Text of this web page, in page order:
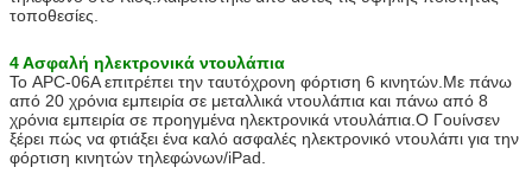
τοποθεσίες.
4 Ασφαλή ηλεκτρονικά ντουλάπια
Το APC-06A επιτρέπει την ταυτόχρονη φόρτιση 6 κινητών.Με πάνω
από 20 χρόνια εμπειρία σε μεταλλικά ντουλάπια και πάνω από 8
χρόνια εμπειρία σε προηγμένα ηλεκτρονικά ντουλάπια.Ο Γουίνσεν
ξέρει πώς να φτιάξει ένα καλό ασφαλές ηλεκτρονικό ντουλάπι για την
φόρτιση κινητών τηλεφώνων/iPad.